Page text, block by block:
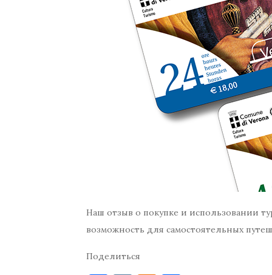
Наш отзыв о покупке и использовании
возможность для самостоятельных
Поделиться